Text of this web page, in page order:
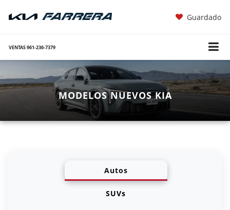
Guardado
VENTAS961-236-7379
MODELOS NUEVOS KIA
Autos
SUVs